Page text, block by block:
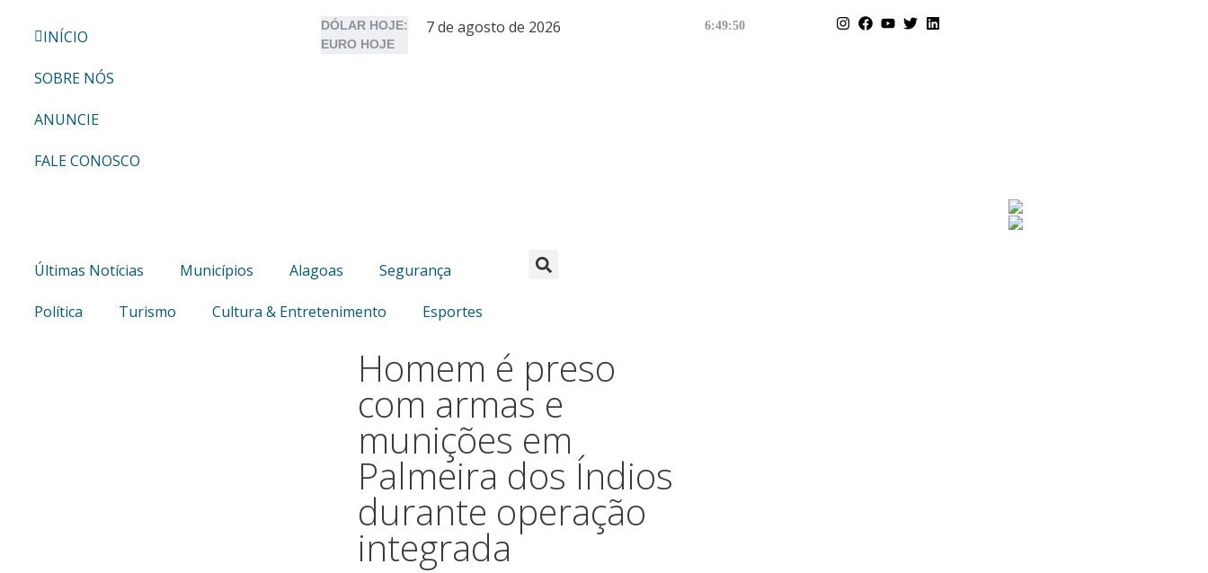
INÍCIO
SOBRE NÓS
ANUNCIE
FALE CONOSCO
DÓLAR HOJE:
EURO HOJE
7 de agosto de 2026 6:49:50
Últimas Notícias Municípios Alagoas Segurança
Política Turismo Cultura & Entretenimento Esportes
Homem é preso
com armas e
munições em
Palmeira dos Índios
durante operação
integrada